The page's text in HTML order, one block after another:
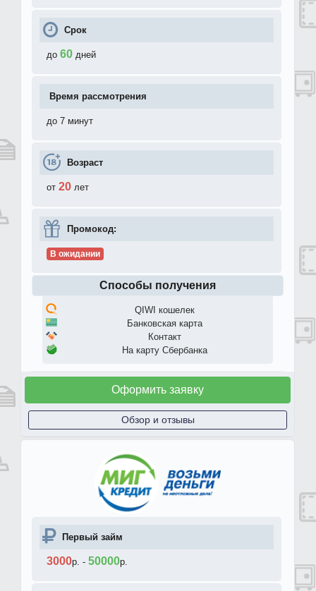
Срок
до 60 дней
Время рассмотрения
до 7 минут
Возраст
от 20 лет
Промокод:
В ожидании
Способы получения
QIWI кошелек
Банковская карта
Контакт
На карту Сбербанка
Оформить заявку
Обзор и отзывы
Первый займ
3000р. - 50000р.